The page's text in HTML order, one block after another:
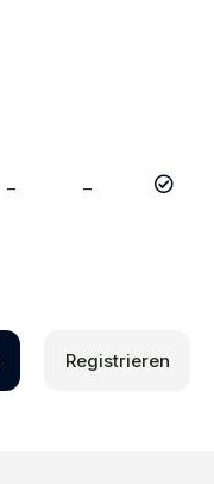
– –
Registrieren